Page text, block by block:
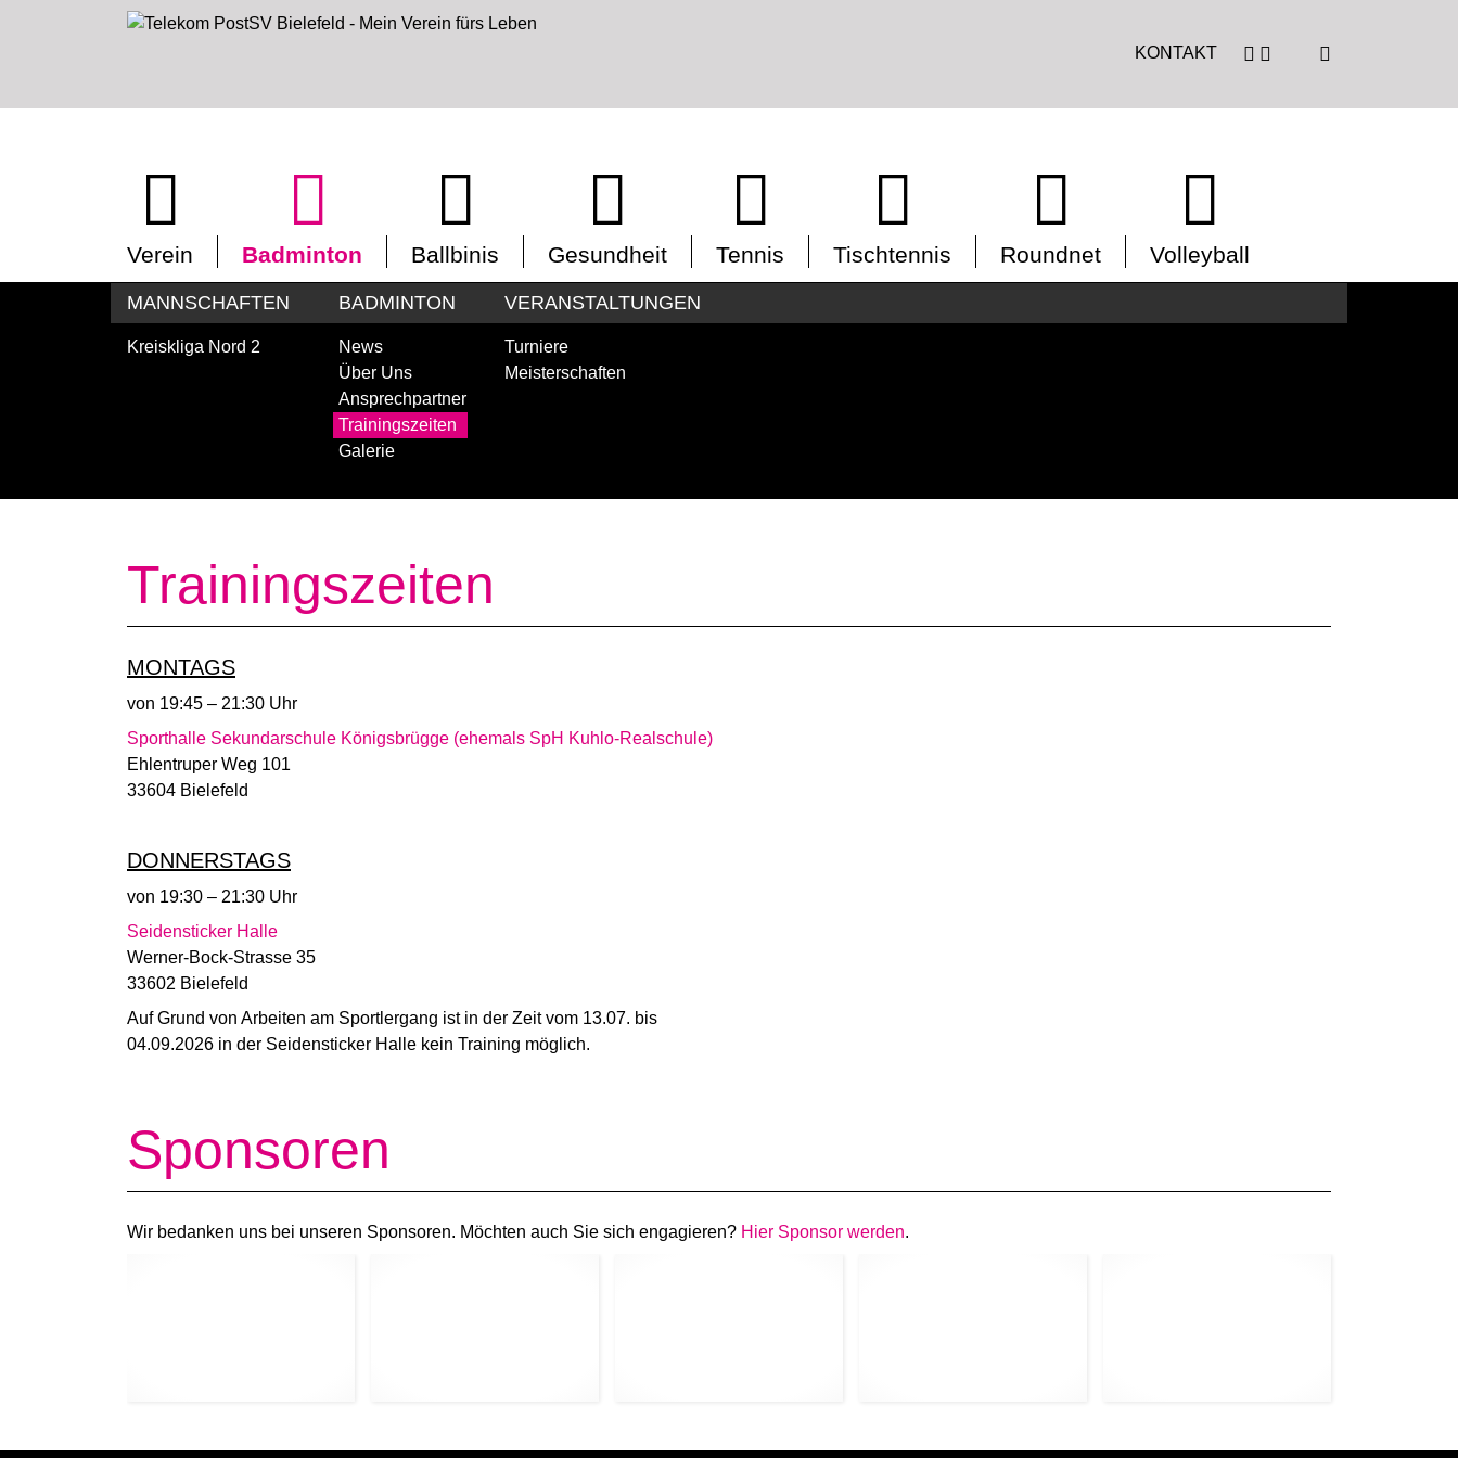
KONTAKT
Verein Badminton
MANNSCHAFTEN
Kreiskliga Nord 2
BADMINTON
News
Über Uns
Ansprechpartner
Trainingszeiten
Galerie
VERANSTALTUNGEN
Turniere
Meisterschaften
Ballbinis Gesundheit Tennis Tischtennis Roundnet Volleyball
Trainingszeiten
MONTAGS
von 19:45 – 21:30 Uhr
Sporthalle Sekundarschule Königsbrügge (ehemals SpH Kuhlo-Realschule)
Ehlentruper Weg 101
33604 Bielefeld
DONNERSTAGS
von 19:30 – 21:30 Uhr
Seidensticker Halle
Werner-Bock-Strasse 35
33602 Bielefeld
Auf Grund von Arbeiten am Sportlergang ist in der Zeit vom 13.07. bis
04.09.2026 in der Seidensticker Halle kein Training möglich.
Sponsoren
Wir bedanken uns bei unseren Sponsoren. Möchten auch Sie sich engagieren? Hier Sponsor werden.